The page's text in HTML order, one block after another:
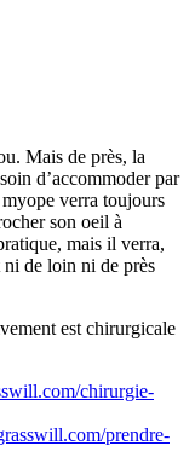
Mais de près, la
d’accommoder par
verra toujours
son oeil à
mais il verra,
de loin ni de près
est chirurgicale
chirurgie-
prendre-